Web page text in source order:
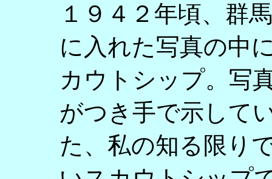
１９４２年頃、群
に入れた写真の中
カウトシップ。写
がつき手で示して
た、私の知る限り